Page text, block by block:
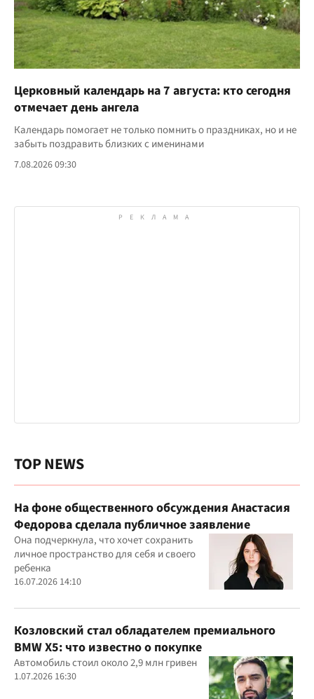
Церковный календарь на 7 августа: кто сегодня
отмечает день ангела
Календарь помогает не только помнить о праздниках, но и не
забыть поздравить близких с именинами
7.08.2026 09:30
TOP NEWS
На фоне общественного обсуждения Анастасия
Федорова сделала публичное заявление
Она подчеркнула, что хочет сохранить
личное пространство для себя и своего
ребенка
16.07.2026 14:10
Козловский стал обладателем премиального
BMW X5: что известно о покупке
Автомобиль стоил около 2,9 млн гривен
1.07.2026 16:30